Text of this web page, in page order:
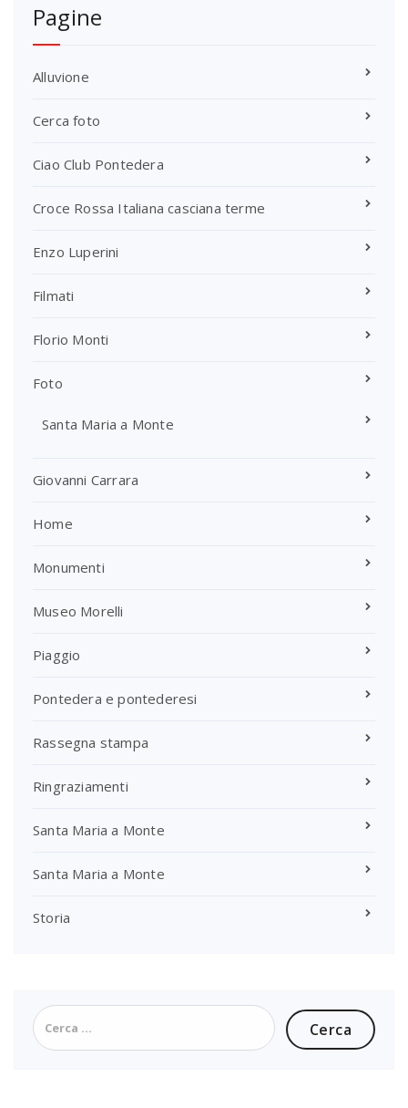
Pagine
Alluvione
Cerca foto
Ciao Club Pontedera
Croce Rossa Italiana casciana terme
Enzo Luperini
Filmati
Florio Monti
Foto
Santa Maria a Monte
Giovanni Carrara
Home
Monumenti
Museo Morelli
Piaggio
Pontedera e pontederesi
Rassegna stampa
Ringraziamenti
Santa Maria a Monte
Santa Maria a Monte
Storia
Ricerca
per: